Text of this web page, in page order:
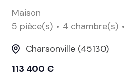
Maison
5 pièce(s)
4 chambre(s)
Charsonville (45130)
113 400 €